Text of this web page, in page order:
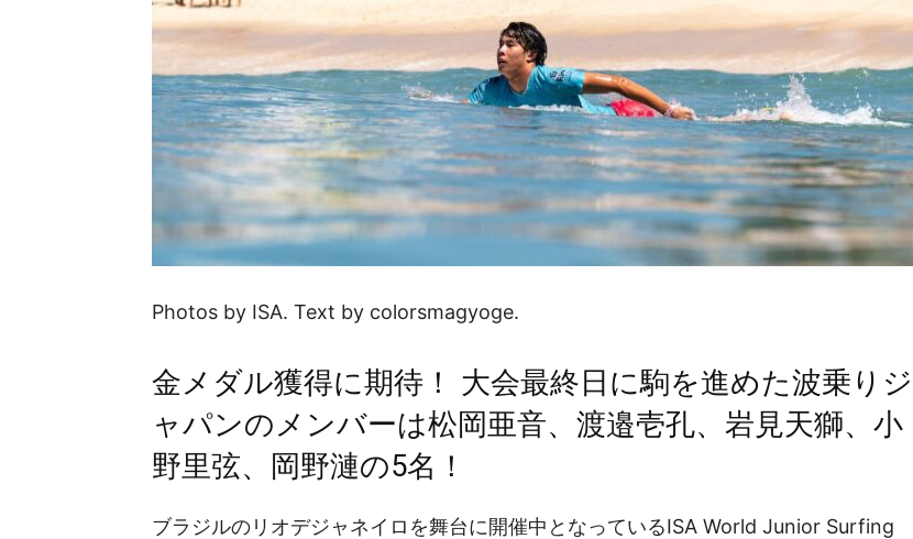
Photos by ISA. Text by colorsmagyoge.
金メダル獲得に期待！ 大会最終日に駒を進めた波乗りジ
ャパンのメンバーは松岡亜音、渡邉壱孔、岩見天獅、小
野里弦、岡野漣の5名！
ブラジルのリオデジャネイロを舞台に開催中となっているISA World Junior Surfing